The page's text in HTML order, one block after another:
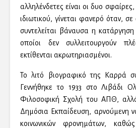
αλληλένδετες είναι οι δυο
ιδιωτικού, γίνεται φανερό όταν,
συντελείται βάναυσα η
οποίοι δεν συλλειτουργούν
εκτίθενται ακρωτηριασμένοι.
Το λιτό βιογραφικό της Καρρά
Γεννήθηκε το 1933 στο Λιβάδι
Φιλοσοφική Σχολή του ΑΠΘ,
Δημόσια Εκπαίδευση, αρνούμενη
κοινωνικών φρονημάτων,